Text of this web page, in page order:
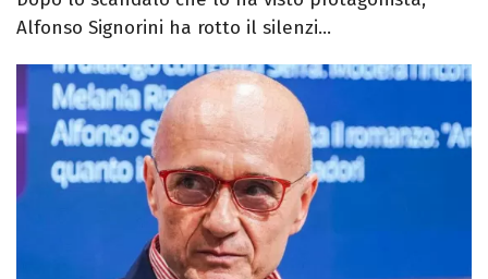
Alfonso Signorini ha rotto il silenzi...